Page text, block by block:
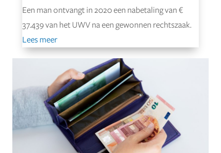
Een man ontvangt in 2020 een nabetaling van €
37.439 van het UWV na een gewonnen rechtszaak.
Lees meer